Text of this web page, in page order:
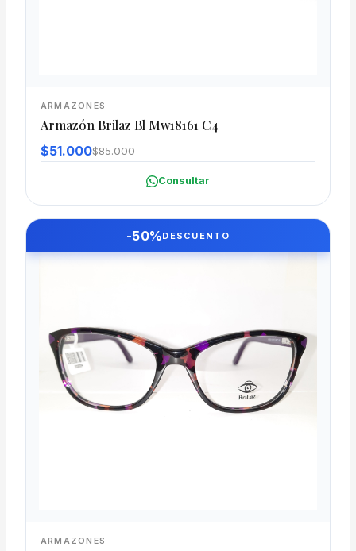
ARMAZONES
Armazón Brilaz Bl Mw18161 C4
$51.000$85.000
Consultar
-50%DESCUENTO
ARMAZONES